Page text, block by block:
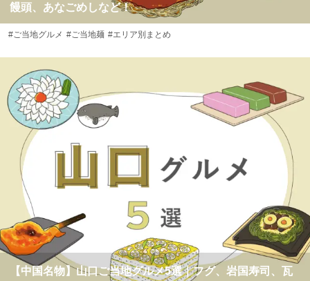
饅頭、あなごめしなど！
#ご当地グルメ #ご当地麺 #エリア別まとめ
【中国名物】山口ご当地グルメ5選｜フグ、岩国寿司、瓦